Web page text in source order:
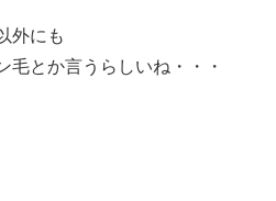
外にも
毛とか言うらしいね・・・